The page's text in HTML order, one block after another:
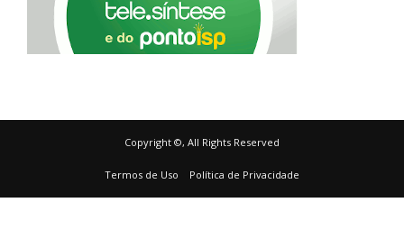
Copyright ©, All Rights Reserved
Termos de Uso Política de Privacidade